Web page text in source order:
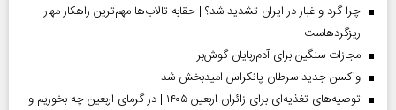
چرا گرد و غبار در ایران تشدید شد؟ | حقابه تالاب‌ها مهم‌ترین راهکار مهار
ریزگردهاست
مجازات سنگین برای آدم‌ربایان گوش‌بر
واکسن جدید سرطان پانکراس امیدبخش شد
توصیه‌های تغذیه‌ای برای زائران اربعین ۱۴۰۵ | در گرمای اربعین چه بخوریم و